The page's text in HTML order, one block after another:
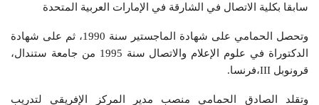
سابقا بكلية الاتصال في الشارقة في الإمارات العربية المتحدة
وتحصل الحمامي على شهادة الماجستير سنة 1990، ثم على شهادة
الدكتوراة في علوم الإعلام والاتصال سنة 1995 من جامعة ستندال،
قرونوبل III،فرنسا.
وتقلد الصادق الحمامي منصب مدير المركز الإفريقي لتدريب